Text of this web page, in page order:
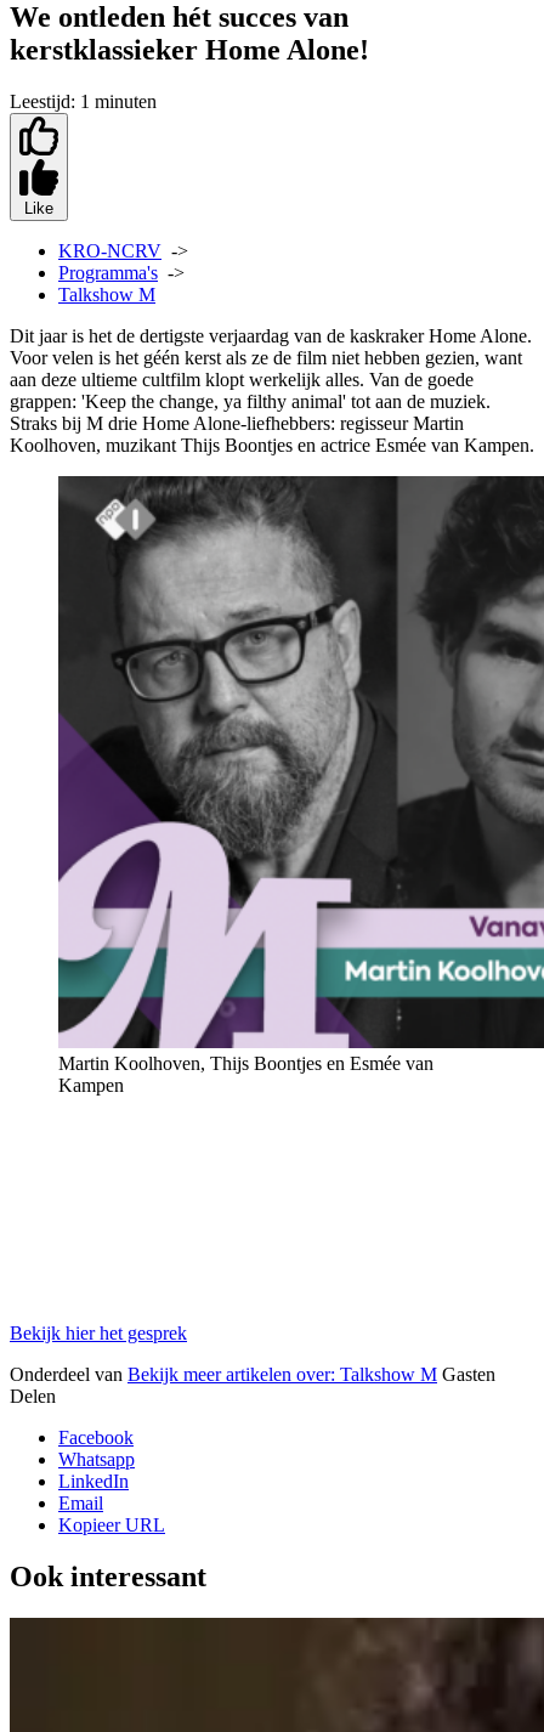
We ontleden hét succes van
kerstklassieker Home Alone!
Leestijd: 1 minuten
Like
KRO-NCRV ->
Programma's ->
Talkshow M
Dit jaar is het de dertigste verjaardag van de kaskraker Home Alone.
Voor velen is het géén kerst als ze de film niet hebben gezien, want
aan deze ultieme cultfilm klopt werkelijk alles. Van de goede
grappen: 'Keep the change, ya filthy animal' tot aan de muziek.
Straks bij M drie Home Alone-liefhebbers: regisseur Martin
Koolhoven, muzikant Thijs Boontjes en actrice Esmée van Kampen.
Martin Koolhoven, Thijs Boontjes en Esmée van
Kampen
Bekijk hier het gesprek
Onderdeel van Bekijk meer artikelen over: Talkshow M Gasten
Delen
Facebook
Whatsapp
LinkedIn
Email
Kopieer URL
Ook interessant